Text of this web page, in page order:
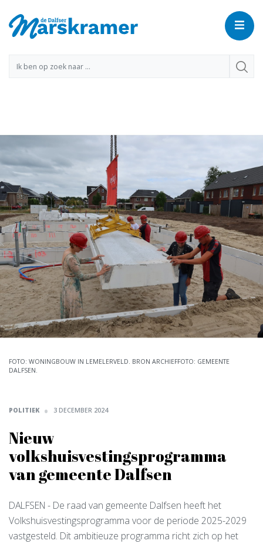
FOTO: WONINGBOUW IN LEMELERVELD. BRON ARCHIEFFOTO: GEMEENTE
DALFSEN.
POLITIEK 3 DECEMBER 2024
Nieuw
volkshuisvestingsprogramma
van gemeente Dalfsen
DALFSEN - De raad van gemeente Dalfsen heeft het
Volkshuisvestingsprogramma voor de periode 2025-2029
vastgesteld. Dit ambitieuze programma richt zich op het